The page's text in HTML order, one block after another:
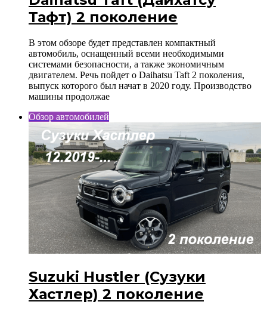
Тафт) 2 поколение
В этом обзоре будет представлен компактный
автомобиль, оснащенный всеми необходимыми
системами безопасности, а также экономичным
двигателем. Речь пойдет о Daihatsu Taft 2 поколения,
выпуск которого был начат в 2020 году. Производство
машины продолжае
Обзор автомобилей
Suzuki Hustler (Сузуки
Хастлер) 2 поколение